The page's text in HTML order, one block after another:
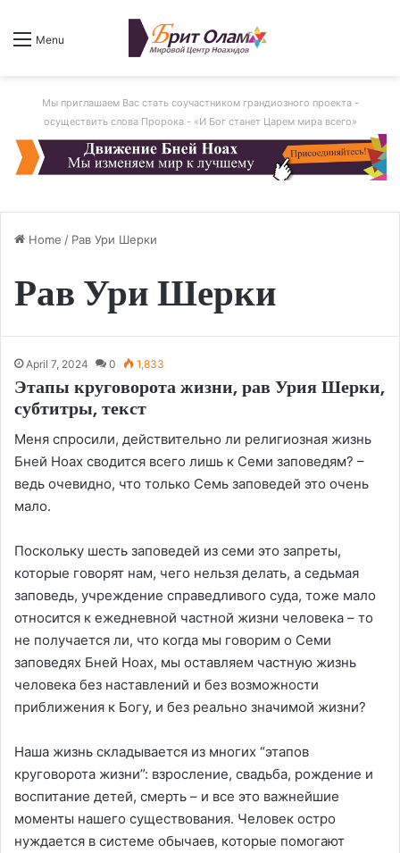
Menu
Мы приглашаем Вас стать соучастником грандиозного проекта -
осуществить слова Пророка - «И Бог станет Царем мира всего»
Home / Рав Ури Шерки
Рав Ури Шерки
April 7, 2024 0 1,833
Этапы круговорота жизни, рав Урия Шерки,
субтитры, текст
Меня спросили, действительно ли религиозная жизнь
Бней Ноах сводится всего лишь к Семи заповедям? –
ведь очевидно, что только Семь заповедей это очень
мало.
Поскольку шесть заповедей из семи это запреты,
которые говорят нам, чего нельзя делать, а седьмая
заповедь, учреждение справедливого суда, тоже мало
относится к ежедневной частной жизни человека – то
не получается ли, что когда мы говорим о Семи
заповедях Бней Ноах, мы оставляем частную жизнь
человека без наставлений и без возможности
приближения к Богу, и без реально значимой жизни?
Наша жизнь складывается из многих “этапов
круговорота жизни”: взросление, свадьба, рождение и
воспитание детей, смерть – и все это важнейшие
моменты нашего существования. Человек остро
нуждается в системе обычаев, которые помогают